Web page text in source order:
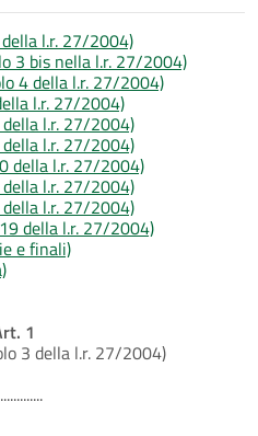
l.r. 27/2004)
3 bis nella l.r. 27/2004)
4 della l.r. 27/2004)
l.r. 27/2004)
l.r. 27/2004)
l.r. 27/2004)
della l.r. 27/2004)
l.r. 27/2004)
l.r. 27/2004)
della l.r. 27/2004)
e finali)
1
3 della l.r. 27/2004)